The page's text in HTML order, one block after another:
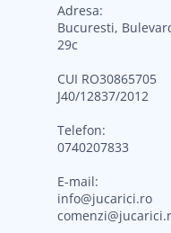
Adresa:
Bucuresti,
29c
CUI RO30865705
J40/12837/2012
Telefon:
0740207833
E-mail:
info@jucarici.ro